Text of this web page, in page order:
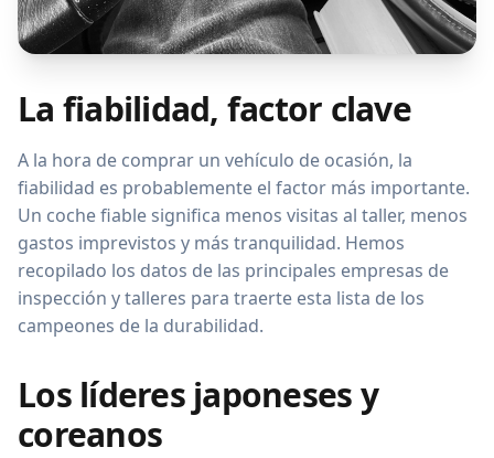
La fiabilidad, factor clave
A la hora de comprar un vehículo de ocasión, la
fiabilidad es probablemente el factor más importante.
Un coche fiable significa menos visitas al taller, menos
gastos imprevistos y más tranquilidad. Hemos
recopilado los datos de las principales empresas de
inspección y talleres para traerte esta lista de los
campeones de la durabilidad.
Los líderes japoneses y
coreanos